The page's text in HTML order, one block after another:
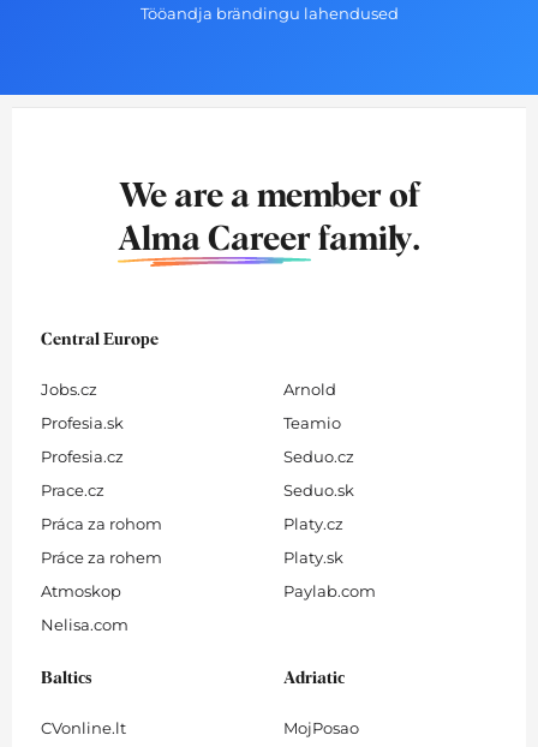
Tööandja brändingu lahendused
We are a member of
Alma Career family.
Central Europe
Jobs.cz
Profesia.sk
Profesia.cz
Prace.cz
Práca za rohom
Práce za rohem
Atmoskop
Nelisa.com
Arnold
Teamio
Seduo.cz
Seduo.sk
Platy.cz
Platy.sk
Paylab.com
Baltics
CVonline.lt
Adriatic
MojPosao